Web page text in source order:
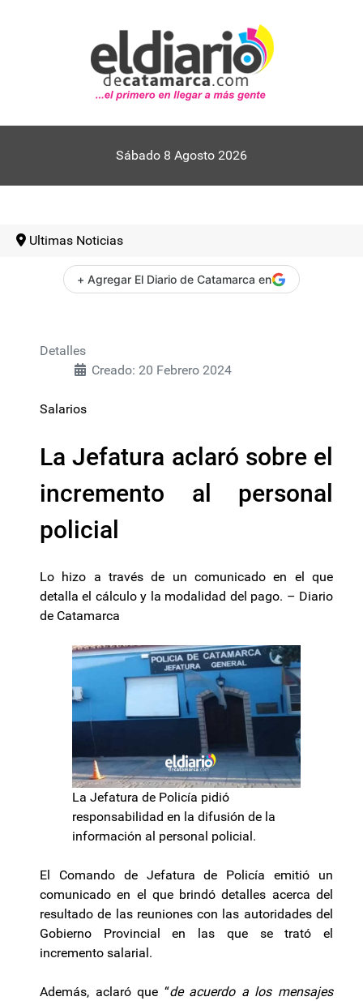
Sábado 8 Agosto 2026
Ultimas Noticias
+ Agregar El Diario de Catamarca en
Detalles
Creado: 20 Febrero 2024
Salarios
La Jefatura aclaró sobre el
incremento al personal
policial
Lo hizo a través de un comunicado en el que
detalla el cálculo y la modalidad del pago. – Diario
de Catamarca
La Jefatura de Policía pidió
responsabilidad en la difusión de la
información al personal policial.
El Comando de Jefatura de Policía emitió un
comunicado en el que brindó detalles acerca del
resultado de las reuniones con las autoridades del
Gobierno Provincial en las que se trató el
incremento salarial.
Además, aclaró que “de acuerdo a los mensajes